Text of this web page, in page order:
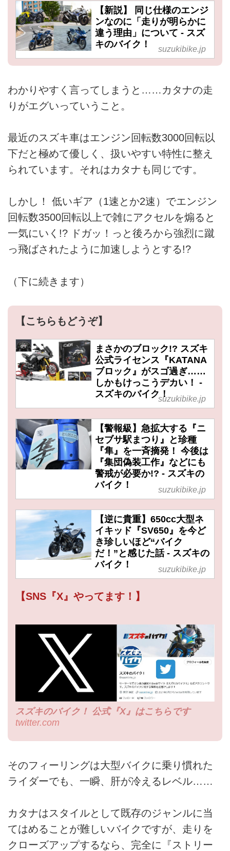
【新説】 同じ仕様のエンジ
ンなのに「走りが明らかに
違う理由」について - スズ
キのバイク！
suzukibike.jp
わかりやすく言ってしまうと……カタナの走
りがエグいっていうこと。
最近のスズキ車はエンジン回転数3000回転以
下だと極めて優しく、扱いやすい特性に整え
られています。それはカタナも同じです。
しかし！ 低いギア（1速とか2速）でエンジン
回転数3500回転以上で雑にアクセルを煽ると
一気にいく!? ドガッ！っと後ろから強烈に蹴
っ飛ばされたように加速しようとする!?
（下に続きます）
【こちらもどうぞ】
まさかのブロック!? スズキ
公式ライセンス『KATANA
ブロック』がスゴ過ぎ……
しかもけっこうデカい！ -
スズキのバイク！suzukibike.jp
【警報級】急拡大する『ニ
セブサ駅まつり』と珍種
『隼』を一斉摘発！ 今後は
『集団偽装工作』などにも
警戒が必要か!? - スズキの
バイク！
suzukibike.jp
【逆に貴重】650cc大型ネ
イキッド『SV650』を今ど
き珍しいほど“バイク
だ！”と感じた話 - スズキの
バイク！
suzukibike.jp
【SNS『X』やってます！】
スズキのバイク！ 公式『X』はこちらです
twitter.com
そのフィーリングは大型バイクに乗り慣れた
ライダーでも、一瞬、肝が冷えるレベル……
カタナはスタイルとして既存のジャンルに当
てはめることが難しいバイクですが、走りを
クローズアップするなら、完全に『ストリー